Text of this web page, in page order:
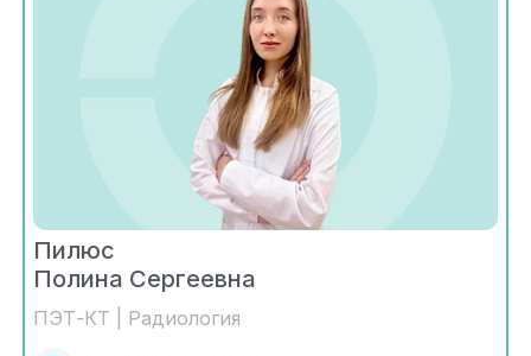
Пилюс
Полина Сергеевна
ПЭТ-КТ | Радиология